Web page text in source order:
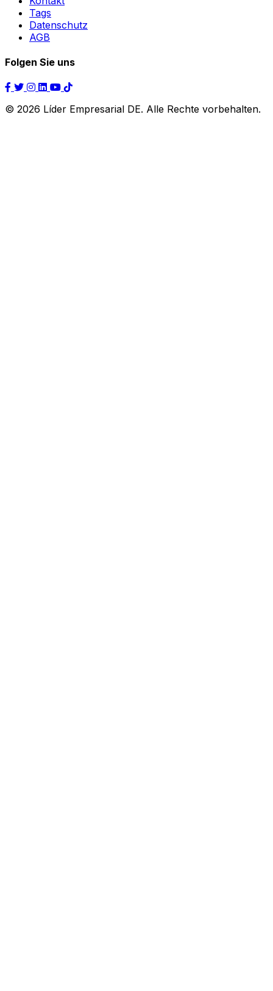
Tags
Datenschutz
AGB
Folgen Sie uns
© 2026 Líder Empresarial DE. Alle Rechte vorbehalten.